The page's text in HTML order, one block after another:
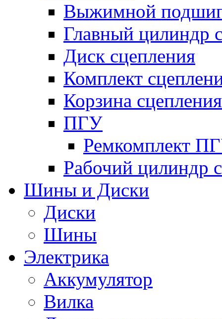
Выжимной
Главный цилиндр
Диск сцепления
Комплект
Корзина сцепления
ПГУ
Ремкомплект
Рабочий цилиндр
Шины и Диски
Диски
Шины
Электрика
Аккумулятор
Вилка